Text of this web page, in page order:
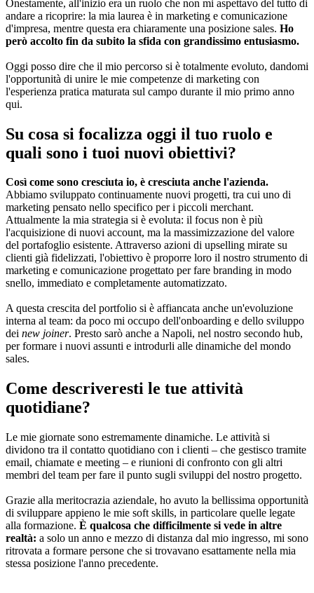
Onestamente, all'inizio era un ruolo che non mi aspettavo del tutto di
andare a ricoprire: la mia laurea è in marketing e comunicazione
d'impresa, mentre questa era chiaramente una posizione sales. Ho
però accolto fin da subito la sfida con grandissimo entusiasmo.
Oggi posso dire che il mio percorso si è totalmente evoluto, dandomi
l'opportunità di unire le mie competenze di marketing con
l'esperienza pratica maturata sul campo durante il mio primo anno
qui.
Su cosa si focalizza oggi il tuo ruolo e
quali sono i tuoi nuovi obiettivi?
Così come sono cresciuta io, è cresciuta anche l'azienda.
Abbiamo sviluppato continuamente nuovi progetti, tra cui uno di
marketing pensato nello specifico per i piccoli merchant.
Attualmente la mia strategia si è evoluta: il focus non è più
l'acquisizione di nuovi account, ma la massimizzazione del valore
del portafoglio esistente. Attraverso azioni di upselling mirate su
clienti già fidelizzati, l'obiettivo è proporre loro il nostro strumento di
marketing e comunicazione progettato per fare branding in modo
snello, immediato e completamente automatizzato.
A questa crescita del portfolio si è affiancata anche un'evoluzione
interna al team: da poco mi occupo dell'onboarding e dello sviluppo
dei new joiner. Presto sarò anche a Napoli, nel nostro secondo hub,
per formare i nuovi assunti e introdurli alle dinamiche del mondo
sales.
Come descriveresti le tue attività
quotidiane?
Le mie giornate sono estremamente dinamiche. Le attività si
dividono tra il contatto quotidiano con i clienti – che gestisco tramite
email, chiamate e meeting – e riunioni di confronto con gli altri
membri del team per fare il punto sugli sviluppi del nostro progetto.
Grazie alla meritocrazia aziendale, ho avuto la bellissima opportunità
di sviluppare appieno le mie soft skills, in particolare quelle legate
alla formazione. È qualcosa che difficilmente si vede in altre
realtà: a solo un anno e mezzo di distanza dal mio ingresso, mi sono
ritrovata a formare persone che si trovavano esattamente nella mia
stessa posizione l'anno precedente.